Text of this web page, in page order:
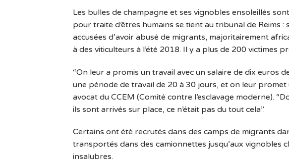
Les bulles de champagne et ses vignobles ensoleillés
pour traite d’êtres humains se tient au tribunal de Reims
accusées d’avoir abusé de migrants, majoritairement
à des viticulteurs à l’été 2018. Il y a plus de 200 victimes
“On leur a promis un travail avec un salaire de dix euros
une période de travail de 20 à 30 jours, et on leur
avocat du CCEM (Comité contre l’esclavage moderne).
ils sont arrivés sur place, ce n’était pas du tout cela”.
Certains ont été recrutés dans des camps de migrants
transportés dans des camionnettes jusqu’aux vignobles
insalubres.